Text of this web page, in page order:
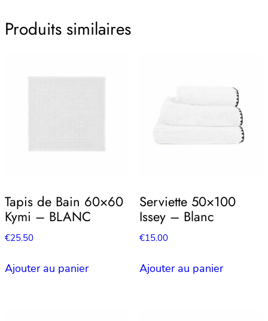
Produits similaires
Tapis de Bain 60×60
Kymi – BLANC
€25.50
Ajouter au panier
Serviette 50×100
Issey – Blanc
€15.00
Ajouter au panier